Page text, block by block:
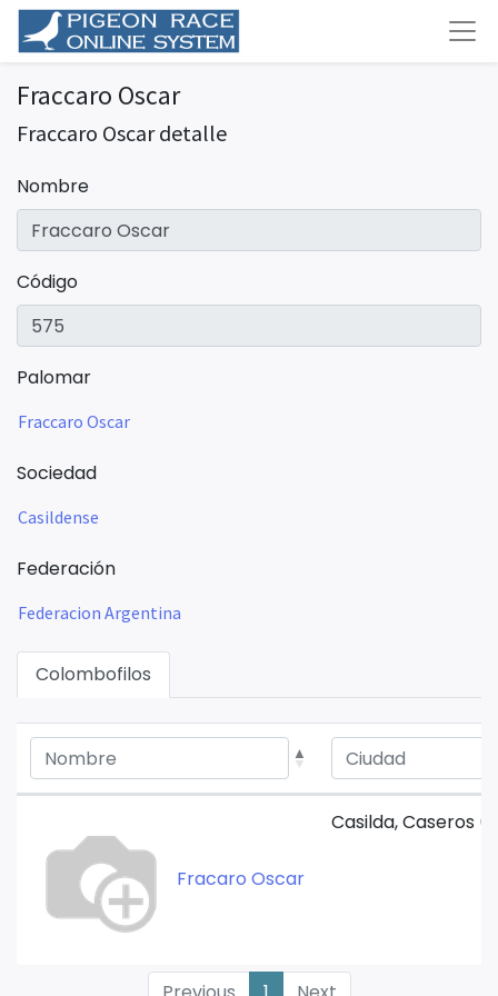
Fraccaro Oscar
Fraccaro Oscar detalle
Nombre
Código
Palomar
Fraccaro Oscar
Sociedad
Casildense
Federación
Federacion Argentina
Colombofilos
Fracaro Oscar
Casilda, Caseros